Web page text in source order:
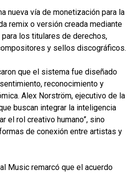
nueva vía de monetización para la
remix o versión creada mediante
para los titulares de derechos,
y sellos discográficos.
que el sistema fue diseñado
reconocimiento y
Alex Norström, ejecutivo de la
buscan integrar la inteligencia
el rol creativo humano”, sino
de conexión entre artistas y
Music remarcó que el acuerdo